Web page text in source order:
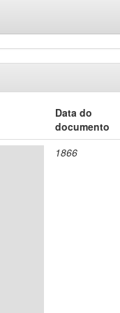
Data do
documento
1866